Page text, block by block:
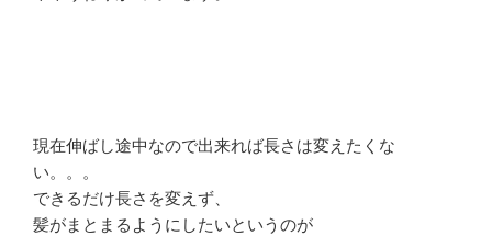
現在伸ばし途中なので出来れば長さは変えたくな
い。。。
できるだけ長さを変えず、
髪がまとまるようにしたいというのが